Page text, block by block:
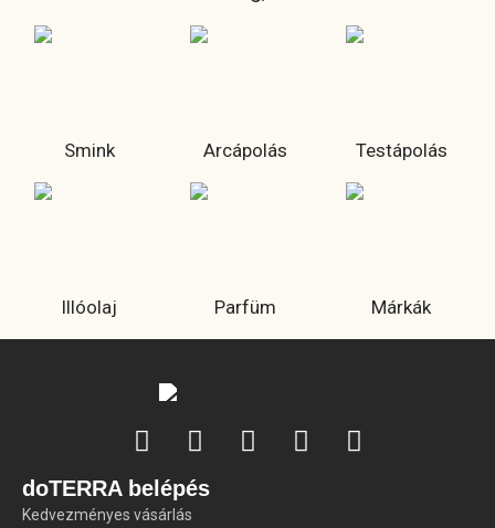
Smink Arcápolás Testápolás
Illóolaj Parfüm Márkák
doTERRA belépés
Kedvezményes vásárlás